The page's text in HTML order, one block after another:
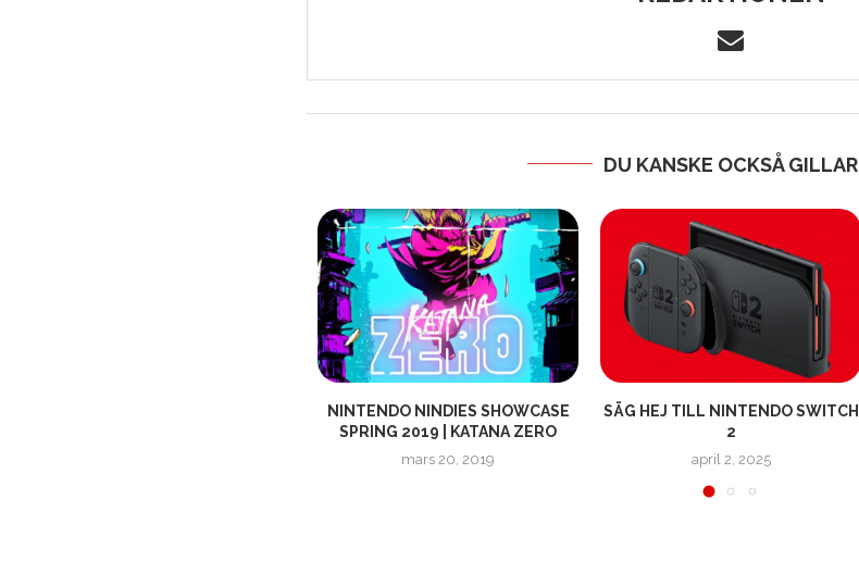
DU KANSKE OCKSÅ GILLAR
NINTENDO NINDIES SHOWCASE
SPRING 2019 | KATANA ZERO
mars 20, 2019
SÄG HEJ TILL NINTENDO SWITCH
2
april 2, 2025